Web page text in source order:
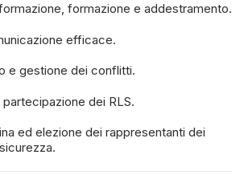
formazione e addestramento.
efficace.
e gestione dei conflitti.
dei RLS.
ed elezione dei rappresentanti dei